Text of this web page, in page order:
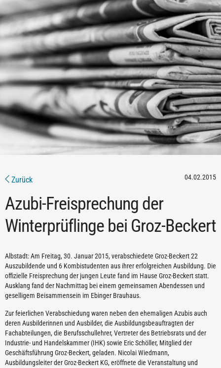
Zurück 04.02.2015
Azubi-Freisprechung der
Winterprüflinge bei Groz-Beckert
Albstadt: Am Freitag, 30. Januar 2015, verabschiedete Groz-Beckert 22
Auszubildende und 6 Kombistudenten aus ihrer erfolgreichen Ausbildung. Die
offizielle Freisprechung der jungen Leute fand im Hause Groz-Beckert statt.
Ausklang fand der Nachmittag bei einem gemeinsamen Abendessen und
geselligem Beisammensein im Ebinger Brauhaus.
Zur feierlichen Verabschiedung waren neben den ehemaligen Azubis auch
deren Ausbilderinnen und Ausbilder, die Ausbildungsbeauftragten der
Fachabteilungen, die Berufsschullehrer, Vertreter des Betriebsrats und der
Industrie- und Handelskammer (IHK) sowie Eric Schöller, Mitglied der
Geschäftsführung Groz-Beckert, geladen. Nicolai Wiedmann,
Ausbildungsleiter der Groz-Beckert KG, eröffnete die Veranstaltung und